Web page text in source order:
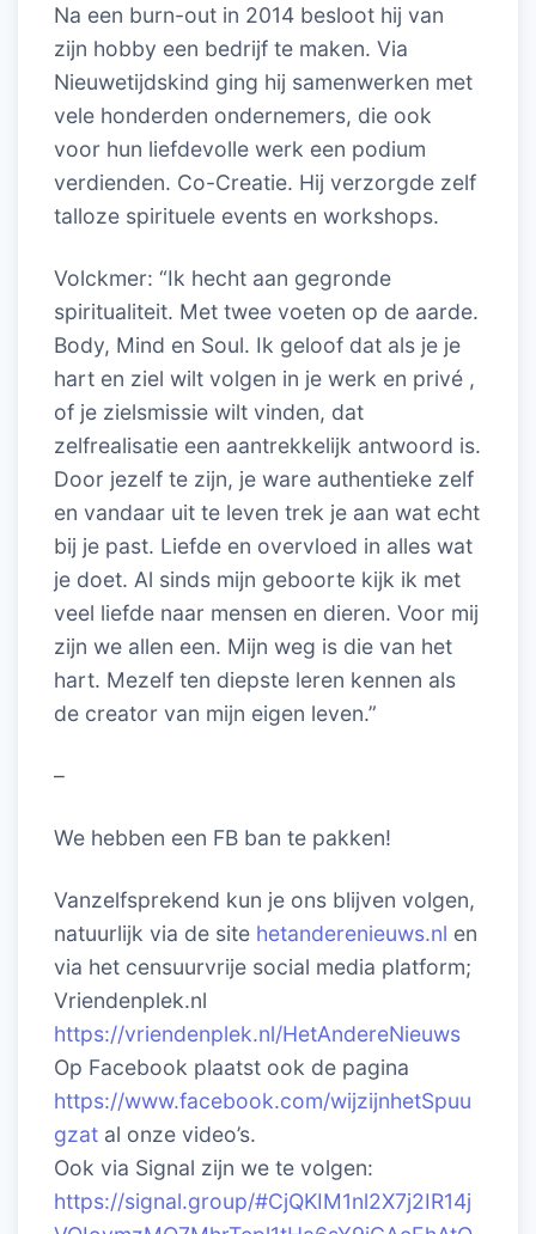
Na een burn-out in 2014 besloot hij van
zijn hobby een bedrijf te maken. Via
Nieuwetijdskind ging hij samenwerken met
vele honderden ondernemers, die ook
voor hun liefdevolle werk een podium
verdienden. Co-Creatie. Hij verzorgde zelf
talloze spirituele events en workshops.
Volckmer: “Ik hecht aan gegronde
spiritualiteit. Met twee voeten op de aarde.
Body, Mind en Soul. Ik geloof dat als je je
hart en ziel wilt volgen in je werk en privé ,
of je zielsmissie wilt vinden, dat
zelfrealisatie een aantrekkelijk antwoord is.
Door jezelf te zijn, je ware authentieke zelf
en vandaar uit te leven trek je aan wat echt
bij je past. Liefde en overvloed in alles wat
je doet. Al sinds mijn geboorte kijk ik met
veel liefde naar mensen en dieren. Voor mij
zijn we allen een. Mijn weg is die van het
hart. Mezelf ten diepste leren kennen als
de creator van mijn eigen leven.”
–
We hebben een FB ban te pakken!
Vanzelfsprekend kun je ons blijven volgen,
natuurlijk via de site hetanderenieuws.nl en
via het censuurvrije social media platform;
Vriendenplek.nl
https://vriendenplek.nl/HetAndereNieuws
Op Facebook plaatst ook de pagina
https://www.facebook.com/wijzijnhetSpuu
gzat al onze video’s.
Ook via Signal zijn we te volgen:
https://signal.group/#CjQKIM1nl2X7j2IR14j